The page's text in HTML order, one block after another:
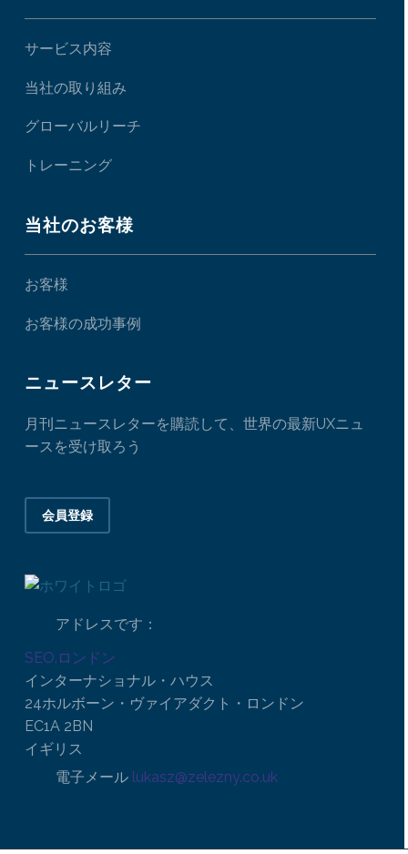
サービス内容
当社の取り組み
グローバルリーチ
トレーニング
当社のお客様
お客様
お客様の成功事例
ニュースレター
月刊ニュースレターを購読して、世界の最新UXニュ
ースを受け取ろう
会員登録
アドレスです：
SEO.ロンドン
インターナショナル・ハウス
24ホルボーン・ヴァイアダクト・ロンドン
EC1A 2BN
イギリス
電子メール lukasz@zelezny.co.uk